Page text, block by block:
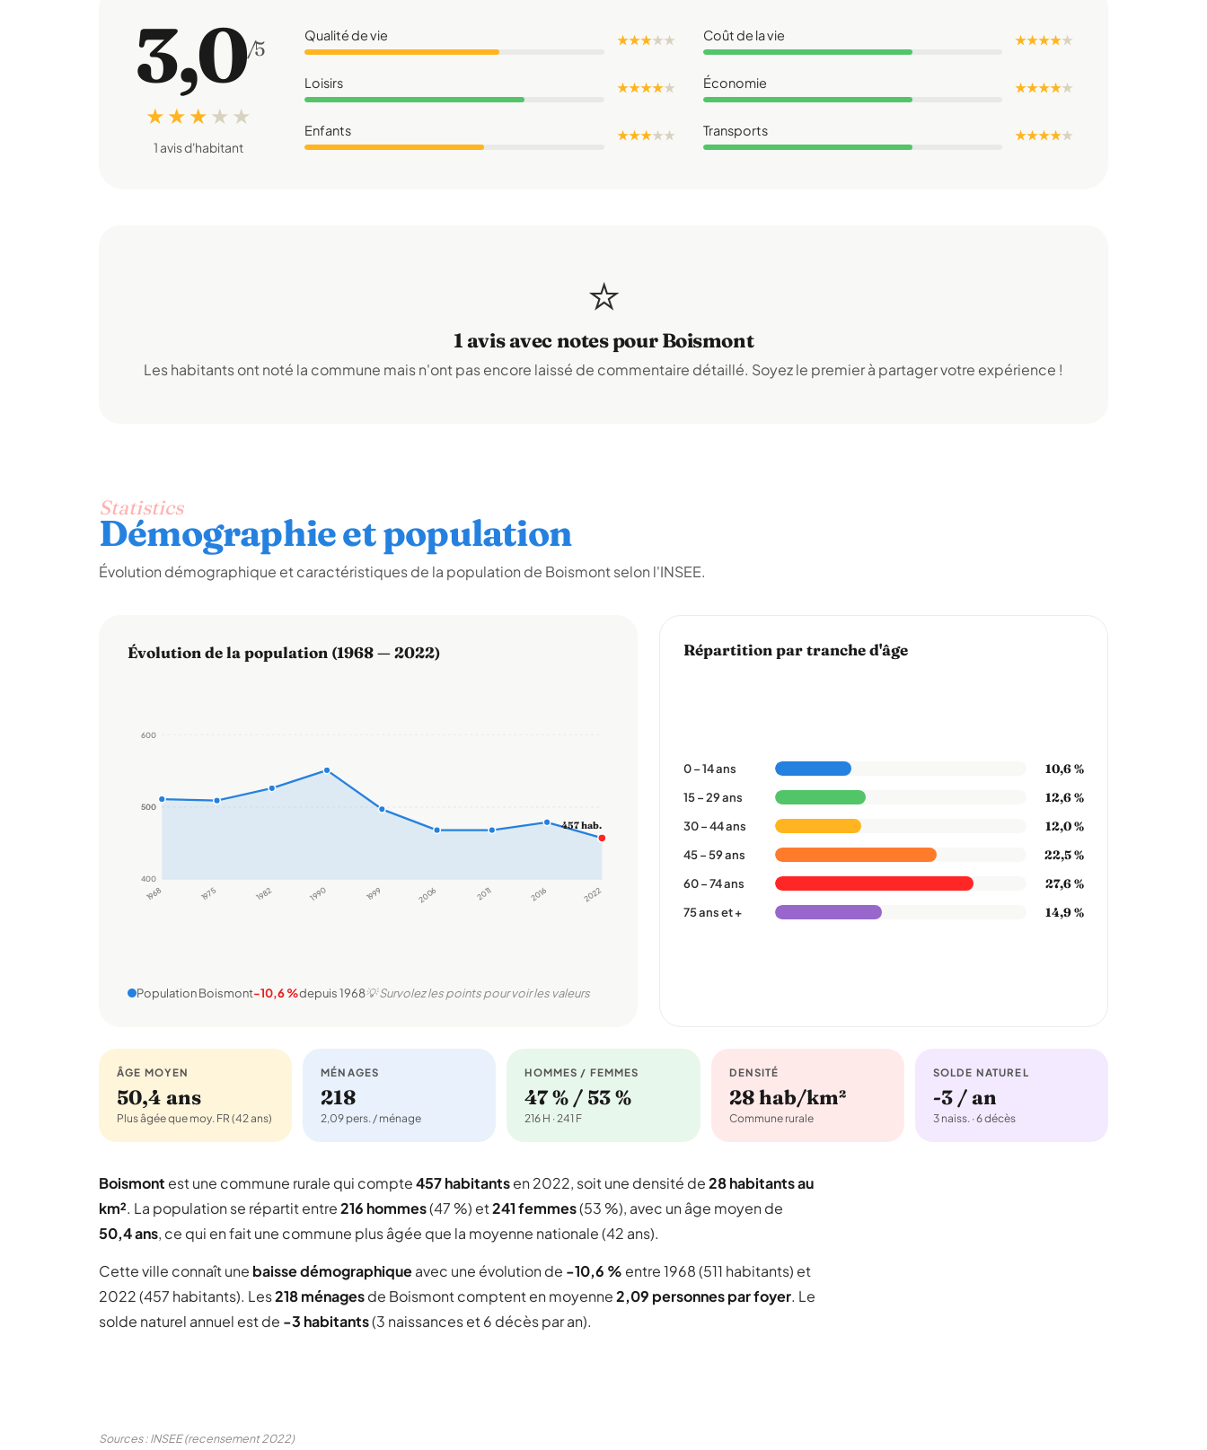
3,0/5
★ ★ ★ ★ ★
1 avis d'habitant
Qualité de vie ★ ★ ★★★ Coût de la vie ★ ★ ★ ★★
Loisirs ★ ★ ★ ★★ Économie ★ ★ ★ ★★
Enfants ★ ★ ★★★ Transports ★ ★ ★ ★★
⭐
1 avis avec notes pour Boismont
Les habitants ont noté la commune mais n'ont pas encore laissé de commentaire détaillé. Soyez le premier à partager votre expérience !
Statistics
Démographie et population
Évolution démographique et caractéristiques de la population de Boismont selon l'INSEE.
Évolution de la population (1968 — 2022)
400
500
500
600
1968 1975 1982 1990 1999 2006 2011 2016 2022
457 hab.
Population Boismont-10,6 %depuis 1968💡 Survolez les points pour voir les valeurs
Répartition par tranche d'âge
0 – 14 ans 10,6 %
15 – 29 ans 12,6 %
30 – 44 ans 12,0 %
45 – 59 ans 22,5 %
60 – 74 ans 27,6 %
75 ans et + 14,9 %
ÂGE MOYEN
50,4 ans
Plus âgée que moy. FR (42 ans)
MÉNAGES
218
2,09 pers. / ménage
HOMMES / FEMMES
47 % / 53 %
216 H · 241 F
DENSITÉ
28 hab/km²
Commune rurale
SOLDE NATUREL
-3 / an
3 naiss. · 6 décès
Boismont est une commune rurale qui compte457 habitantsen 2022, soit une densité de28 habitants au
km². La population se répartit entre216 hommes(47 %) et241 femmes(53 %), avec un âge moyen de
50,4 ans, ce qui en fait une commune plus âgée que la moyenne nationale (42 ans).
Cette ville connaît une baisse démographiqueavec une évolution de -10,6 % entre 1968 (511 habitants) et
2022 (457 habitants). Les218 ménagesde Boismont comptent en moyenne2,09 personnes par foyer. Le
solde naturel annuel est de -3 habitants(3 naissances et 6 décès par an).
Sources : INSEE (recensement 2022)